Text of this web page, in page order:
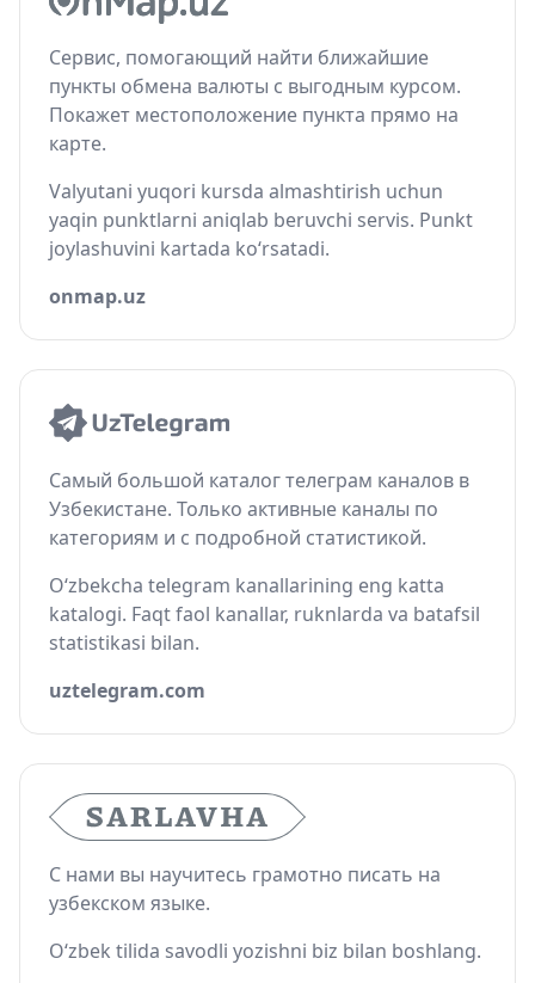
Сервис, помогающий найти ближайшие
пункты обмена валюты с выгодным курсом.
Покажет местоположение пункта прямо на
карте.
Valyutani yuqori kursda almashtirish uchun
yaqin punktlarni aniqlab beruvchi servis. Punkt
joylashuvini kartada ko‘rsatadi.
onmap.uz
Самый большой каталог телеграм каналов в
Узбекистане. Только активные каналы по
категориям и с подробной статистикой.
O‘zbekcha telegram kanallarining eng katta
katalogi. Faqt faol kanallar, ruknlarda va batafsil
statistikasi bilan.
uztelegram.com
С нами вы научитесь грамотно писать на
узбекском языке.
O‘zbek tilida savodli yozishni biz bilan boshlang.